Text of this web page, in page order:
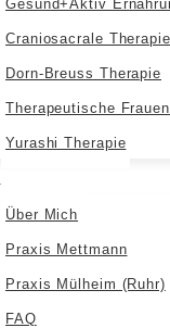
Gesund+aktiv
Craniosacrale Therapie
Dorn-Breuss Therapie
Therapeutische
Yurashi Therapie
Über Mich
Praxis Mettmann
Praxis Mülheim (Ruhr)
FAQ